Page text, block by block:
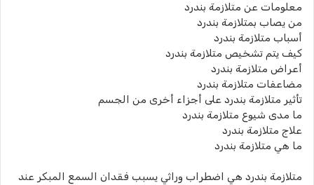
معلومات عن متلازمة بندرد
من يصاب بمتلازمة بندرد
أسباب متلازمة بندرد
كيف يتم تشخيص متلازمة بندرد
أعراض متلازمة بندرد
مضاعفات متلازمة بندرد
تأثير متلازمة بندرد على أجزاء أخرى من الجسم
ما مدى شيوع متلازمة بندرد
علاج متلازمة بندرد
ما هي متلازمة بندرد
متلازمة بندرد هي اضطراب وراثي يسبب فقدان السمع المبكر عند